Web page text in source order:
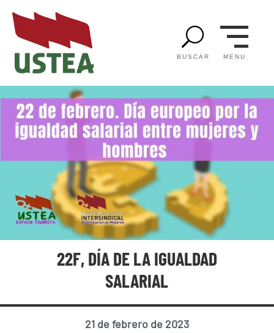
U
BUSCAR MENU
22F, DÍA DE LA IGUALDAD
SALARIAL
21 de febrero de 2023